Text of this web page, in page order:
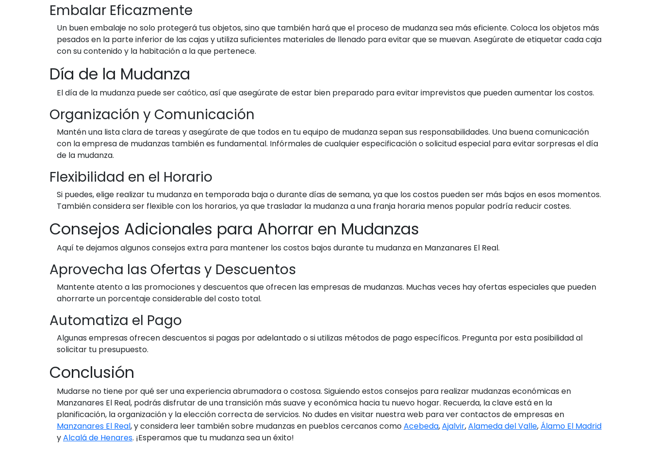
Embalar Eficazmente
Un buen embalaje no solo protegerá tus objetos, sino que también hará que el proceso de mudanza sea más eficiente. Coloca los objetos más
pesados en la parte inferior de las cajas y utiliza suficientes materiales de llenado para evitar que se muevan. Asegúrate de etiquetar cada caja
con su contenido y la habitación a la que pertenece.
Día de la Mudanza
El día de la mudanza puede ser caótico, así que asegúrate de estar bien preparado para evitar imprevistos que pueden aumentar los costos.
Organización y Comunicación
Mantén una lista clara de tareas y asegúrate de que todos en tu equipo de mudanza sepan sus responsabilidades. Una buena comunicación
con la empresa de mudanzas también es fundamental. Infórmales de cualquier especificación o solicitud especial para evitar sorpresas el día
de la mudanza.
Flexibilidad en el Horario
Si puedes, elige realizar tu mudanza en temporada baja o durante días de semana, ya que los costos pueden ser más bajos en esos momentos.
También considera ser flexible con los horarios, ya que trasladar la mudanza a una franja horaria menos popular podría reducir costes.
Consejos Adicionales para Ahorrar en Mudanzas
Aquí te dejamos algunos consejos extra para mantener los costos bajos durante tu mudanza en Manzanares El Real.
Aprovecha las Ofertas y Descuentos
Mantente atento a las promociones y descuentos que ofrecen las empresas de mudanzas. Muchas veces hay ofertas especiales que pueden
ahorrarte un porcentaje considerable del costo total.
Automatiza el Pago
Algunas empresas ofrecen descuentos si pagas por adelantado o si utilizas métodos de pago específicos. Pregunta por esta posibilidad al
solicitar tu presupuesto.
Conclusión
Mudarse no tiene por qué ser una experiencia abrumadora o costosa. Siguiendo estos consejos para realizar mudanzas económicas en
Manzanares El Real, podrás disfrutar de una transición más suave y económica hacia tu nuevo hogar. Recuerda, la clave está en la
planificación, la organización y la elección correcta de servicios. No dudes en visitar nuestra web para ver contactos de empresas en
Manzanares El Real, y considera leer también sobre mudanzas en pueblos cercanos comoAcebeda,Ajalvir,Alameda del Valle, Álamo El Madrid
yAlcalá de Henares. ¡Esperamos que tu mudanza sea un éxito!